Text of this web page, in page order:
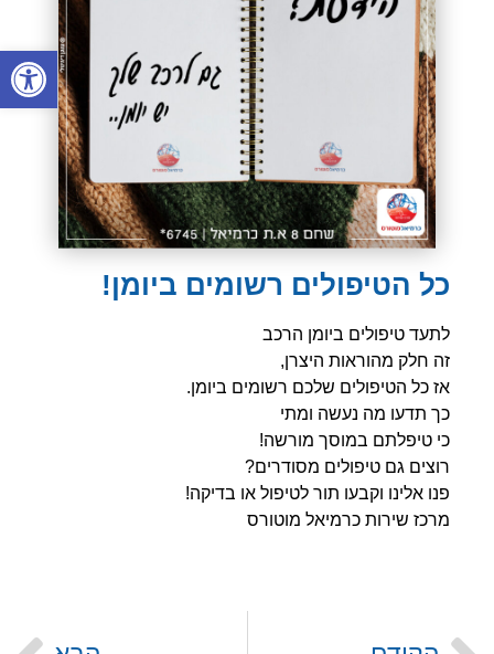
כל הטיפולים רשומים ביומן!
לתעד טיפולים ביומן הרכב
זה חלק מהוראות היצרן,
אז כל הטיפולים שלכם רשומים ביומן.
כך תדעו מה נעשה ומתי
כי טיפלתם במוסך מורשה!
רוצים גם טיפולים מסודרים?
פנו אלינו וקבעו תור לטיפול או בדיקה!
מרכז שירות כרמיאל מוטורס